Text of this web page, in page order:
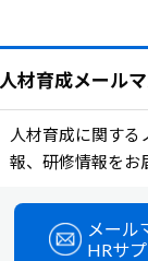
人材育成メール
人材育成に関す
報、研修情報をお
メール
HRサ